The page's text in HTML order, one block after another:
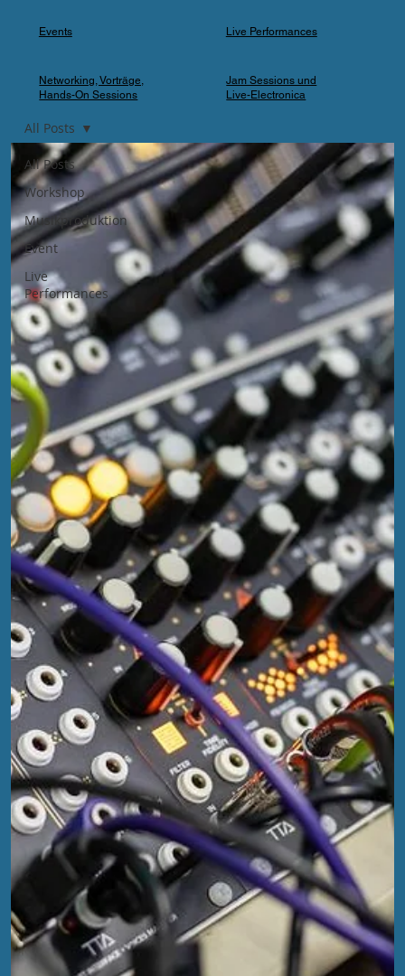
All Posts
Workshop
Musikproduktion
Event
Live
Performances
All Posts
Events
Networking, Vorträge,
Hands-On Sessions
Live Performances
Jam Sessions und
Live-Electronica